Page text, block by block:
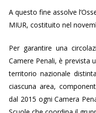
A questo fine assolve
MIUR, costituito nel
Per garantire una
Camere Penali, è prevista
territorio nazionale
ciascuna area,
dal 2015 ogni Camera